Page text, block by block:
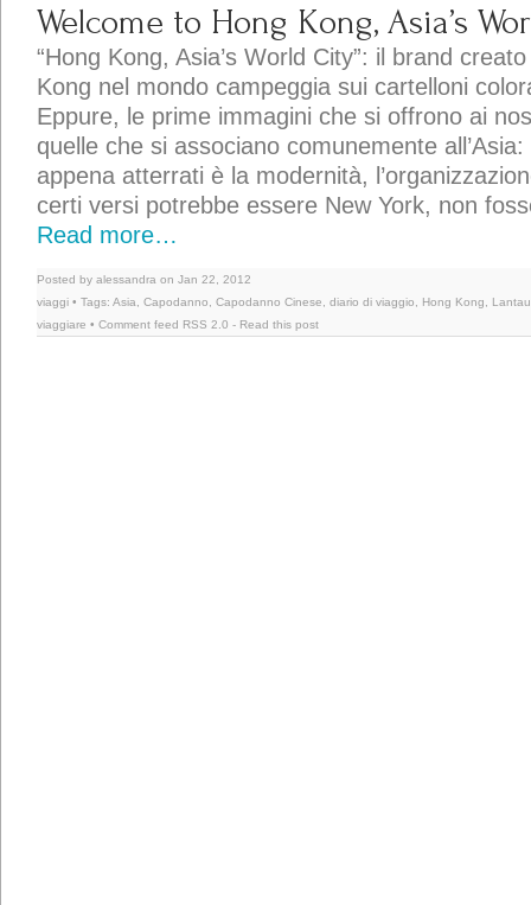
Welcome to Hong Kong, Asia’s
“Hong Kong, Asia’s World City”: il brand
Kong nel mondo campeggia sui cartelloni
Eppure, le prime immagini che si offrono ai
quelle che si associano comunemente
appena atterrati è la modernità,
certi versi potrebbe essere New York, non
Read more…
Posted by alessandra on Jan 22, 2012
viaggi • Tags: Asia Capodanno Capodanno Cinese diario di viaggio Hong Kong
Lantau
viaggiare • Comment feed RSS 2.0 - Read this post